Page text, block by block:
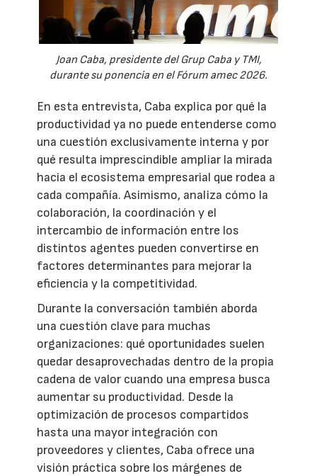
Joan Caba, presidente del Grup Caba y TMI,
durante su ponencia en el Fórum amec 2026.
En esta entrevista, Caba explica por qué la
productividad ya no puede entenderse como
una cuestión exclusivamente interna y por
qué resulta imprescindible ampliar la mirada
hacia el ecosistema empresarial que rodea a
cada compañía. Asimismo, analiza cómo la
colaboración, la coordinación y el
intercambio de información entre los
distintos agentes pueden convertirse en
factores determinantes para mejorar la
eficiencia y la competitividad.
Durante la conversación también aborda
una cuestión clave para muchas
organizaciones: qué oportunidades suelen
quedar desaprovechadas dentro de la propia
cadena de valor cuando una empresa busca
aumentar su productividad. Desde la
optimización de procesos compartidos
hasta una mayor integración con
proveedores y clientes, Caba ofrece una
visión práctica sobre los márgenes de